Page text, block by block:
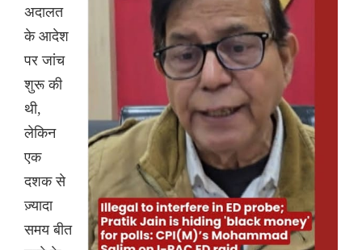
अदालत
के आदेश
पर जांच
शुरू की
थी,
लेकिन
एक
दशक से
ज़्यादा
समय बीत